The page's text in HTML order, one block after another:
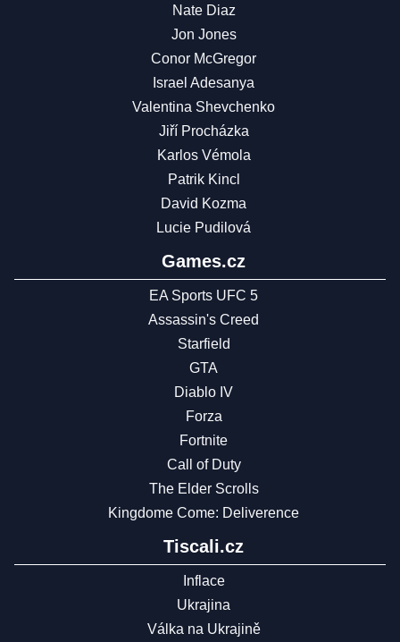
Nate Diaz
Jon Jones
Conor McGregor
Israel Adesanya
Valentina Shevchenko
Jiří Procházka
Karlos Vémola
Patrik Kincl
David Kozma
Lucie Pudilová
Games.cz
EA Sports UFC 5
Assassin's Creed
Starfield
GTA
Diablo IV
Forza
Fortnite
Call of Duty
The Elder Scrolls
Kingdome Come: Deliverence
Tiscali.cz
Inflace
Ukrajina
Válka na Ukrajině